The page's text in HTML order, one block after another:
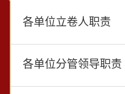
各单位立卷人职责
各单位分管领导职责